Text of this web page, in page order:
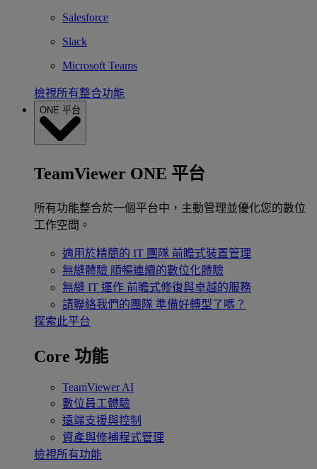
Salesforce
Slack
Microsoft Teams
檢視所有整合功能
ONE 平台
TeamViewer ONE 平台
所有功能整合於一個平台中，主動管理並優化您的數位
工作空間。
適用於精簡的 IT 團隊 前瞻式裝置管理
無縫體驗 順暢連續的數位化體驗
無縫 IT 運作 前瞻式修復與卓越的服務
請聯絡我們的團隊 準備好轉型了嗎？
探索此平台
Core 功能
TeamViewer AI
數位員工體驗
遠端支援與控制
資產與修補程式管理
檢視所有功能